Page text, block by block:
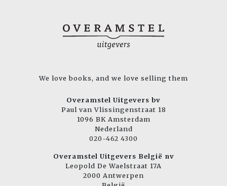
We love books, and we love selling them
Overamstel Uitgevers bv
Paul van Vlissingenstraat 18
1096 BK Amsterdam
Nederland
020-462 4300
Overamstel Uitgevers België nv
Leopold De Waelstraat 17A
2000 Antwerpen